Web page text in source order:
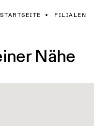
STARTSEITE FILIALEN
Nähe